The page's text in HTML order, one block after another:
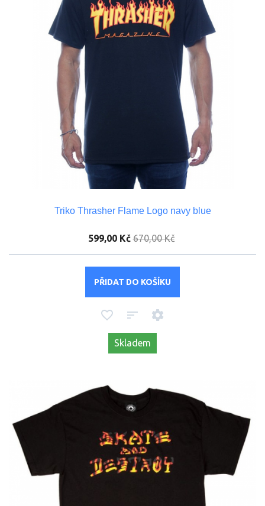
Triko Thrasher Flame Logo navy blue
599,00 Kč 670,00 Kč
PŘIDAT DO KOŠÍKU
Skladem